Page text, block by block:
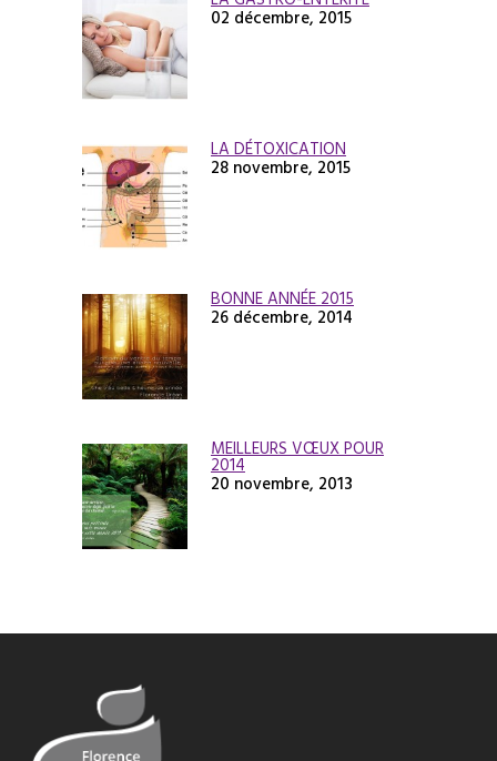
02 décembre, 2015
LA DÉTOXICATION
28 novembre, 2015
BONNE ANNÉE 2015
26 décembre, 2014
MEILLEURS VŒUX POUR
2014
20 novembre, 2013